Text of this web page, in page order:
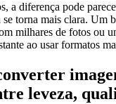
a diferença pode
torna mais clara. Um
milhares de fotos ou
ao usar formatos
leveza,